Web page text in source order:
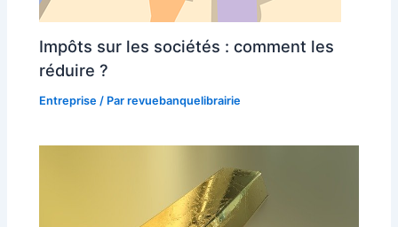
Impôts sur les sociétés : comment les
réduire ?
Entreprise / Parrevuebanquelibrairie